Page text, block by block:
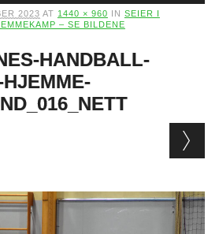
2023 AT 1440 × 960 IN SEIER I
– SE BILDENE
HANDBALL-